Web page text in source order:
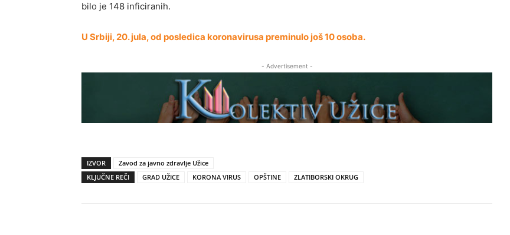
bilo je 148 inficiranih.
U Srbiji, 20. jula, od posledica koronavirusa preminulo još 10 osoba.
- Advertisement -
IZVOR
Zavod za javno zdravlje Užice
KLJUČNE REČI
GRAD UŽICE KORONA VIRUS OPŠTINE ZLATIBORSKI OKRUG